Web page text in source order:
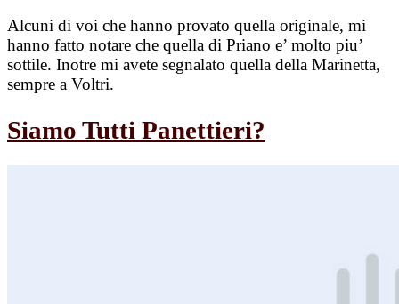
Alcuni di voi che hanno provato quella originale, mi
hanno fatto notare che quella di Priano e’ molto piu’
sottile. Inotre mi avete segnalato quella della Marinetta,
sempre a Voltri.
Siamo Tutti Panettieri?